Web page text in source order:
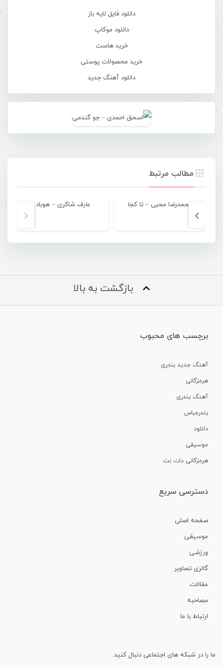
دانلود فایل لایه باز
دانلود موکاپ
خرید هاست
خرید محصولات پوستی
دانلود آهنگ جدید
مطالب مرتبط
محمدرضا محبی – تا کجا عارف شاکری – هوباد
بازگشت به بالا
برچسب های محبوب
آهنگ جدید بندری
هرمزگانی
آهنگ بندری
بندرعباس
دانلود
موسیقی
هرمزگانی دات نت
دسترسی سریع
صفحه اصلی
موسیقی
ورزشی
گالری تصاویر
مقالات
مصاحبه
ارتباط با ما
ما را در شبکه های اجتماعی دنبال کنید.